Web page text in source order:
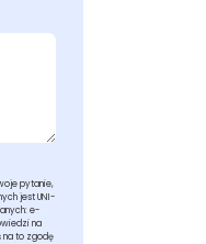
pytanie,
jest UNI-
e-
na
na to zgodę